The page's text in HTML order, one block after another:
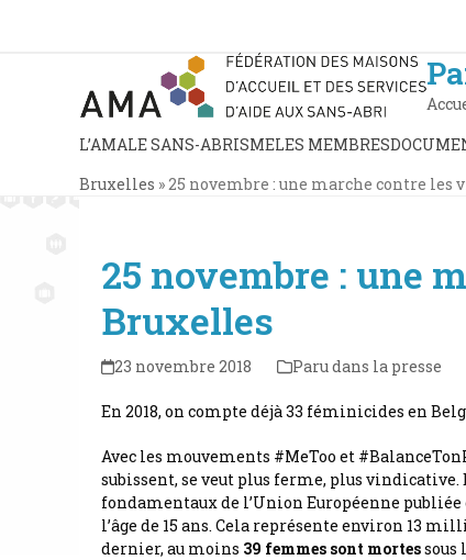
L’AMALE SANS-ABRISMELES MEMBRES
Bruxelles »25 novembre : une marche contre les
25 novembre : une
Bruxelles
23 novembre 2018 Paru dans la presse
En 2018, on compte déjà 33 féminicides en
Avec les mouvements #MeToo et
subissent, se veut plus ferme, plus
fondamentaux de l’Union Européenne publiée
l’âge de 15 ans. Cela représente environ 13
dernier, au moins 39 femmes sont mortessous